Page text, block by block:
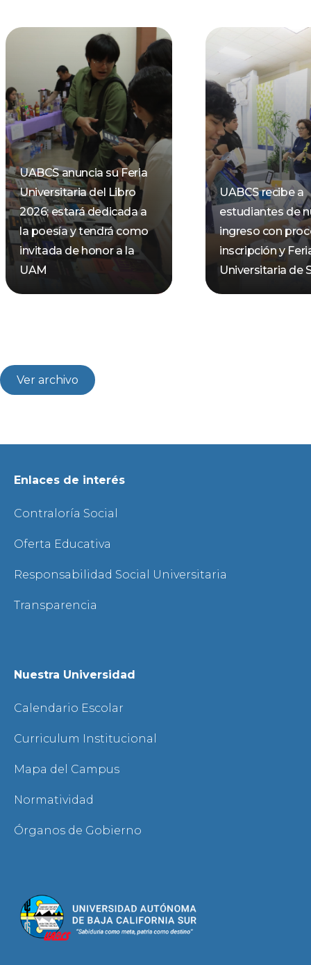
UABCS anuncia su Feria
Universitaria del Libro
2026; estará dedicada a
la poesía y tendrá como
invitada de honor a la
UAM
UABCS recibe a
estudiantes de
ingreso con
inscripción y
Universitaria de
Ver archivo
Enlaces de interés
Contraloría Social
Oferta Educativa
Responsabilidad Social Universitaria
Transparencia
Nuestra Universidad
Calendario Escolar
Curriculum Institucional
Mapa del Campus
Normatividad
Órganos de Gobierno